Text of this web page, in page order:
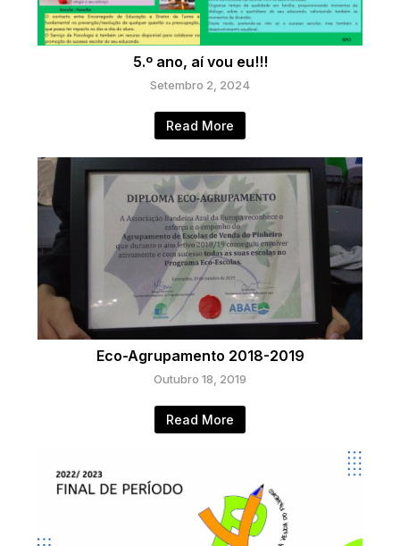
5.º ano, aí vou eu!!!
Setembro 2, 2024
Read More
Eco-Agrupamento 2018-2019
Outubro 18, 2019
Read More